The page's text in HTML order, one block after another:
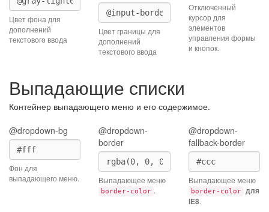
Цвет фона для
дополнений
текстового ввода
Цвет границы для
дополнений
текстового ввода
Отключенный
курсор для
элементов
управления формы
и кнопок.
Выпадающие списки
Контейнер выпадающего меню и его содержимое.
@dropdown-bg
Фон для
выпадающего меню.
@dropdown-
border
Выпадающее меню
border-color .
@dropdown-
fallback-border
Выпадающее меню
border-color для
IE8.